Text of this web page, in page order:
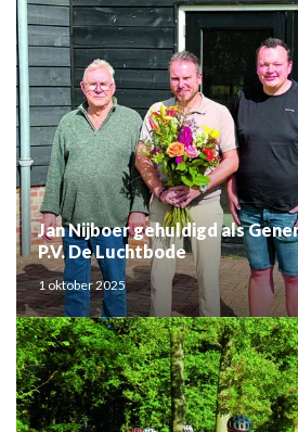
Jan Nijboer gehuldigd als
P.V. De Luchtbode
1 oktober 2025